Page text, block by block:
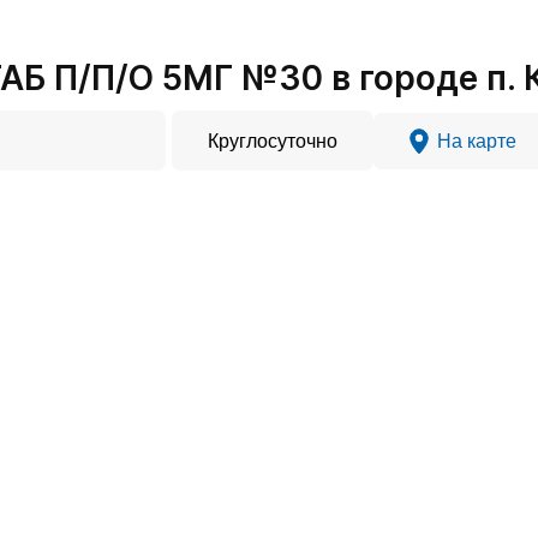
П/П/О 5МГ №30 в городе п.
Круглосуточно На карте